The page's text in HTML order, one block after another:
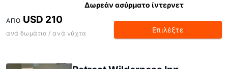
Δωρεάν ασύρματο ίντερνετ
ΑΠΌ USD 210
ανά δωμάτιο / ανά νύχτα Επιλέξτε